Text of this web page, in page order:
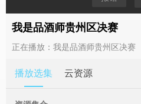
我是品酒师贵州区决赛
正在播放：我是品酒师贵州区决赛
播放选集 云资源